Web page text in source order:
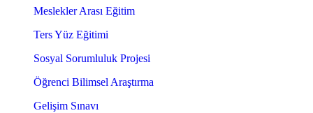
Meslekler Arası Eğitim
Ters Yüz Eğitimi
Sosyal Sorumluluk Projesi
Öğrenci Bilimsel Araştırma
Gelişim Sınavı